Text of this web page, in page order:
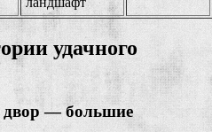
удачного
двор — большие